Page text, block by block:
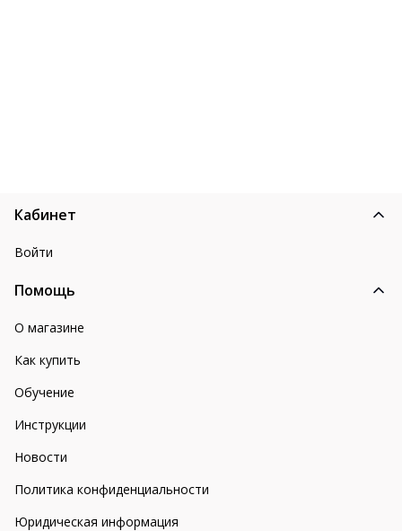
Кабинет
Войти
Помощь
О магазине
Как купить
Обучение
Инструкции
Новости
Политика конфиденциальности
Юридическая информация